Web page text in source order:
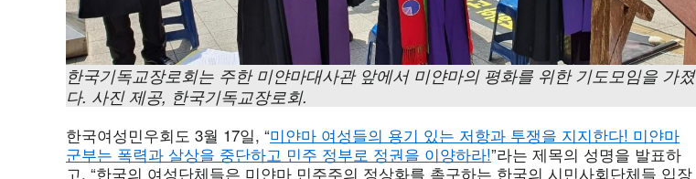
한국기독교장로회는 주한 미얀마대사관 앞에서 미얀마의 평화를 위한 기도모임을 가졌
다. 사진 제공, 한국기독교장로회.
한국여성민우회도 3월 17일, “미얀마 여성들의 용기 있는 저항과 투쟁을 지지한다! 미얀마
군부는 폭력과 살상을 중단하고 민주 정부로 정권을 이양하라!”라는 제목의 성명을 발표하
고, “한국의 여성단체들은 미얀마 민주주의 정상화를 촉구하는 한국의 시민사회단체들 입장